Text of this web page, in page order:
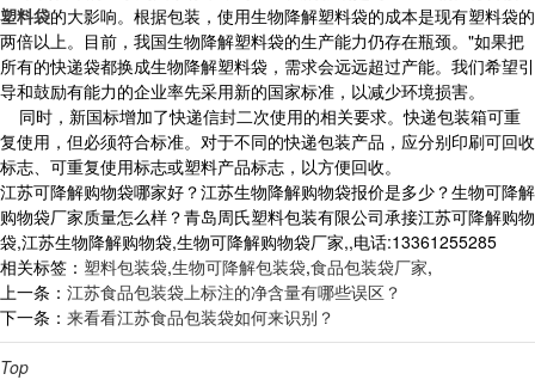
塑料袋的大影响。根据包装，使用生物降解塑料袋的成本是现有塑料袋的
两倍以上。目前，我国生物降解塑料袋的生产能力仍存在瓶颈。"如果把
所有的快递袋都换成生物降解塑料袋，需求会远远超过产能。我们希望引
导和鼓励有能力的企业率先采用新的国家标准，以减少环境损害。
同时，新国标增加了快递信封二次使用的相关要求。快递包装箱可重
复使用，但必须符合标准。对于不同的快递包装产品，应分别印刷可回收
标志、可重复使用标志或塑料产品标志，以方便回收。
江苏可降解购物袋哪家好？江苏生物降解购物袋报价是多少？生物可降解
购物袋厂家质量怎么样？青岛周氏塑料包装有限公司承接江苏可降解购物
袋,江苏生物降解购物袋,生物可降解购物袋厂家,,电话:13361255285
相关标签： 塑料包装袋,生物可降解包装袋,食品包装袋厂家,
上一条： 江苏食品包装袋上标注的净含量有哪些误区？
下一条： 来看看江苏食品包装袋如何来识别？
Top